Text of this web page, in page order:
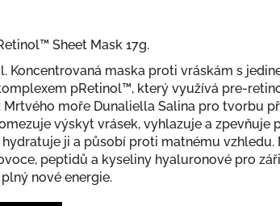
Sheet Mask 17g.
Koncentrovaná maska proti vráskám s
pRetinol™, který využívá pre-
moře Dunaliella Salina pro tvorbu
výskyt vrásek, vyhlazuje a zpevňuje
ji a působí proti matnému vzhledu.
peptidů a kyseliny hyaluronové pro
nové energie.